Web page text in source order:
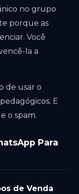
no grupo
porque as
Você
la a
de usar o
E
o spam.
Para
de Venda